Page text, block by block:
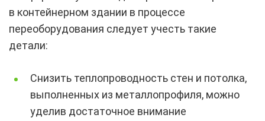
в контейнерном здании в процессе
переоборудования следует учесть такие
детали:
Снизить теплопроводность стен и потолка,
выполненных из металлопрофиля, можно
уделив достаточное внимание